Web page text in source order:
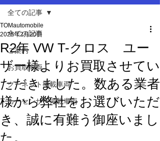
全ての記事
ご案内
お買取車両
グーネット掲載車両
カーセンサー掲載車両
全ての記事
R2年 VW T-クロス ユー
ザー様よりお買取させてい
ただきました。数ある業者
様から弊社をお選びいただ
き、誠に有難う御座いまし
た。
TOMautomobile
2025年2月20日